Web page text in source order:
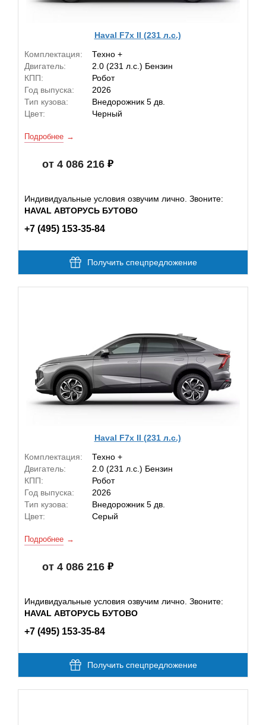
Haval F7x II (231 л.с.)
Комплектация:
Техно +
Двигатель:
2.0 (231 л.с.) Бензин
КПП:
Робот
Год выпуска:
2026
Тип кузова:
Внедорожник 5 дв.
Цвет:
Черный
Подробнее
от 4 086 216
Индивидуальные условия озвучим лично. Звоните:
HAVAL АВТОРУСЬ БУТОВО
+7 (495) 153-35-84
Получить спецпредложение
Haval F7x II (231 л.с.)
Комплектация:
Техно +
Двигатель:
2.0 (231 л.с.) Бензин
КПП:
Робот
Год выпуска:
2026
Тип кузова:
Внедорожник 5 дв.
Цвет:
Серый
Подробнее
от 4 086 216
Индивидуальные условия озвучим лично. Звоните:
HAVAL АВТОРУСЬ БУТОВО
+7 (495) 153-35-84
Получить спецпредложение